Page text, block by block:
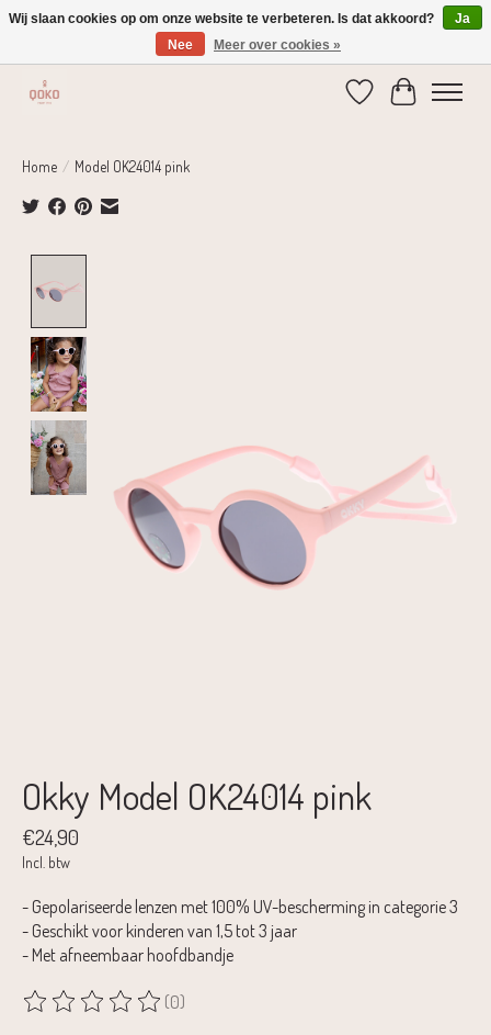
Verzending 1-2 dagen | Gratis verzending vanaf € 75,-
Verlanglijst
Home / Model OK24014 pink
Okky Model OK24014 pink
€24,90
Incl. btw
- Gepolariseerde lenzen met 100% UV-bescherming in categorie 3
- Geschikt voor kinderen van 1,5 tot 3 jaar
- Met afneembaar hoofdbandje
De beoordeling van dit product is
(0)
Wij slaan cookies op om onze website te verbeteren. Is dat akkoord?
Ja
Nee
Meer over cookies »